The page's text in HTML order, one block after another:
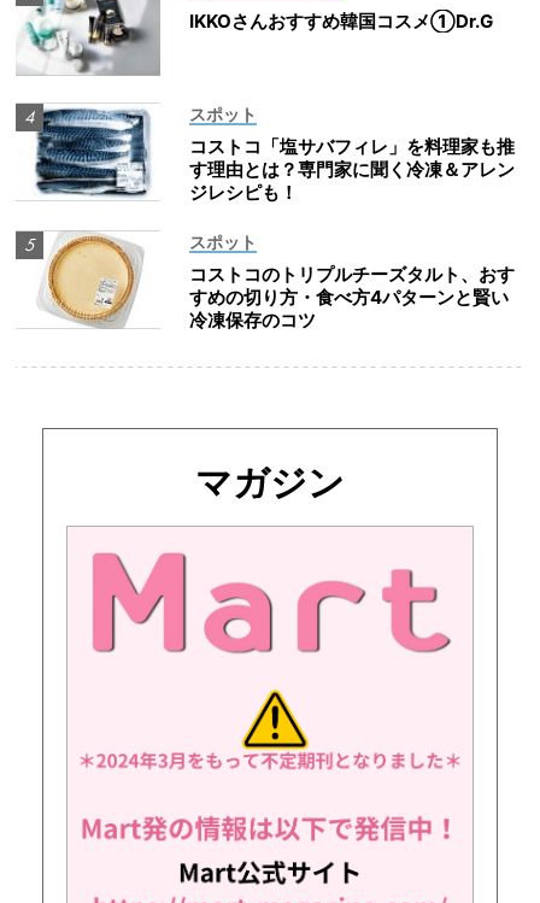
IKKOさんおすすめ韓国コスメ①Dr.G
スポット
コストコ「塩サバフィレ」を料理家も推
す理由とは？専門家に聞く冷凍＆アレン
ジレシピも！
スポット
コストコのトリプルチーズタルト、おす
すめの切り方・食べ方4パターンと賢い
冷凍保存のコツ
マガジン